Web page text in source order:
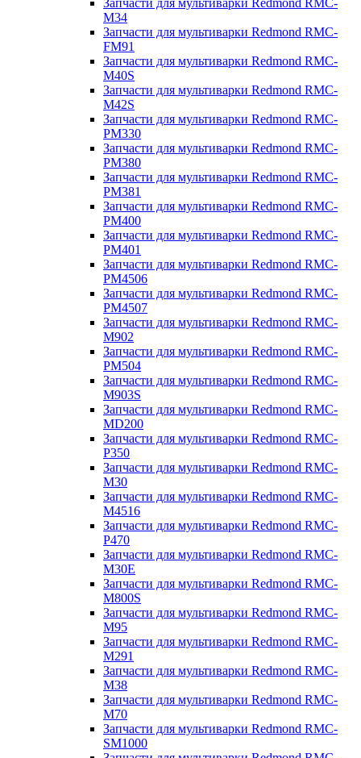
Запчасти для мультиварки Redmond RMC-
M34
Запчасти для мультиварки Redmond RMC-
FM91
Запчасти для мультиварки Redmond RMC-
M40S
Запчасти для мультиварки Redmond RMC-
M42S
Запчасти для мультиварки Redmond RMC-
PM330
Запчасти для мультиварки Redmond RMC-
PM380
Запчасти для мультиварки Redmond RMC-
PM381
Запчасти для мультиварки Redmond RMC-
PM400
Запчасти для мультиварки Redmond RMC-
PM401
Запчасти для мультиварки Redmond RMC-
PM4506
Запчасти для мультиварки Redmond RMC-
PM4507
Запчасти для мультиварки Redmond RMC-
M902
Запчасти для мультиварки Redmond RMC-
PM504
Запчасти для мультиварки Redmond RMC-
M903S
Запчасти для мультиварки Redmond RMC-
MD200
Запчасти для мультиварки Redmond RMC-
P350
Запчасти для мультиварки Redmond RMC-
M30
Запчасти для мультиварки Redmond RMC-
M4516
Запчасти для мультиварки Redmond RMC-
P470
Запчасти для мультиварки Redmond RMC-
M30E
Запчасти для мультиварки Redmond RMC-
M800S
Запчасти для мультиварки Redmond RMC-
M95
Запчасти для мультиварки Redmond RMC-
M291
Запчасти для мультиварки Redmond RMC-
M38
Запчасти для мультиварки Redmond RMC-
M70
Запчасти для мультиварки Redmond RMC-
SM1000